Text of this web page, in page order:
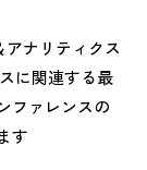
アナリティクス
に関連する最
ファレンスの
す